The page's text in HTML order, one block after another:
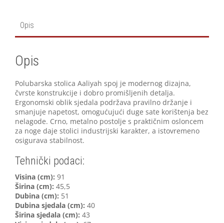
Opis
Opis
Polubarska stolica Aaliyah spoj je modernog dizajna,
čvrste konstrukcije i dobro promišljenih detalja.
Ergonomski oblik sjedala podržava pravilno držanje i
smanjuje napetost, omogućujući duge sate korištenja bez
nelagode. Crno, metalno postolje s praktičnim osloncem
za noge daje stolici industrijski karakter, a istovremeno
osigurava stabilnost.
Tehnički podaci:
Visina (cm): 91
Širina (cm): 45,5
Dubina (cm): 51
Dubina sjedala (cm): 40
Širina sjedala (cm): 43